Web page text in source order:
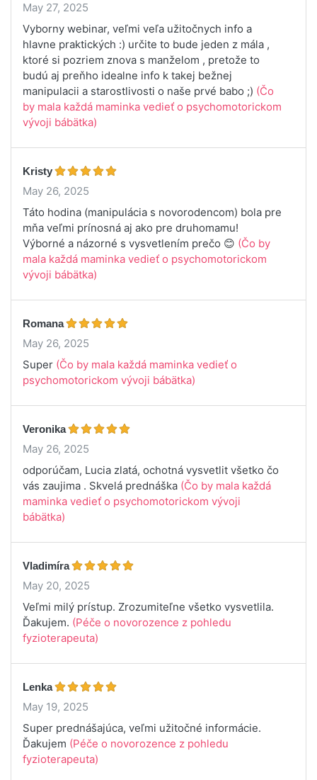
May 27, 2025
Vyborny webinar, veľmi veľa užitočnych info a
hlavne praktických :) určite to bude jeden z mála ,
ktoré si pozriem znova s manželom , pretože to
budú aj preňho idealne info k takej bežnej
manipulacii a starostlivosti o naše prvé babo ;) (Čo
by mala každá maminka vedieť o psychomotorickom
vývoji bábätka)
Kristy
May 26, 2025
Táto hodina (manipulácia s novorodencom) bola pre
mňa veľmi prínosná aj ako pre druhomamu!
Výborné a názorné s vysvetlením prečo 😊 (Čo by
mala každá maminka vedieť o psychomotorickom
vývoji bábätka)
Romana
May 26, 2025
Super (Čo by mala každá maminka vedieť o
psychomotorickom vývoji bábätka)
Veronika
May 26, 2025
odporúčam, Lucia zlatá, ochotná vysvetlit všetko čo
vás zaujima . Skvelá prednáška (Čo by mala každá
maminka vedieť o psychomotorickom vývoji
bábätka)
Vladimíra
May 20, 2025
Veľmi milý prístup. Zrozumiteľne všetko vysvetlila.
Ďakujem. (Péče o novorozence z pohledu
fyzioterapeuta)
Lenka
May 19, 2025
Super prednášajúca, veľmi užitočné informácie.
Ďakujem (Péče o novorozence z pohledu
fyzioterapeuta)